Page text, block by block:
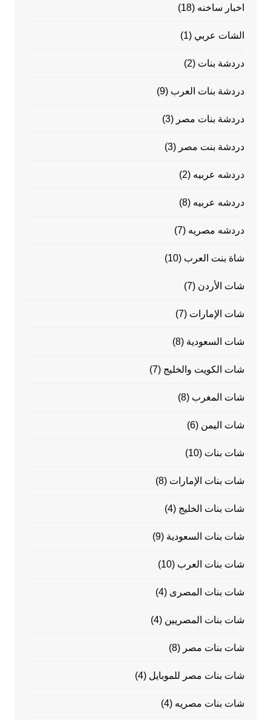
اخبار ساخنه (18)
الشات عربي (1)
دردشة بنات (2)
دردشة بنات العرب (9)
دردشة بنات مصر (3)
دردشة بنت مصر (3)
دردشه عربيه (2)
دردشه عربيه (8)
دردشه مصريه (7)
شاة بنت العرب (10)
شات الأردن (7)
شات الإمارات (7)
شات السعودية (8)
شات الكويت والخليج (7)
شات المغرب (8)
شات اليمن (6)
شات بنات (10)
شات بنات الإمارات (8)
شات بنات الخليج (4)
شات بنات السعودية (9)
شات بنات العرب (10)
شات بنات المصرى (4)
شات بنات المصريين (4)
شات بنات مصر (8)
شات بنات مصر للموبايل (4)
شات بنات مصريه (4)